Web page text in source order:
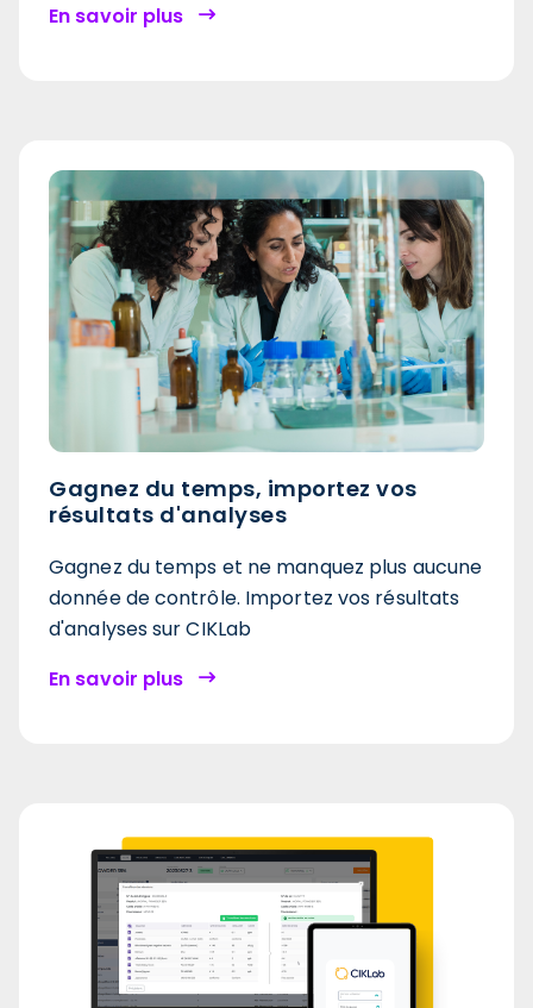
En savoir plus
Gagnez du temps, importez vos
résultats d'analyses
Gagnez du temps et ne manquez plus aucune
donnée de contrôle. Importez vos résultats
d'analyses sur CIKLab
En savoir plus